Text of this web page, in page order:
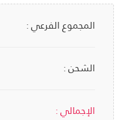
المجموع الفرعي :
الشحن :
الإجمالي :